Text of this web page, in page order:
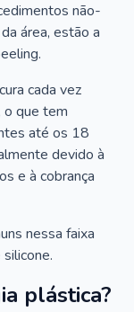
não-
área, estão a
cada vez
o que tem
até os 18
devido à
e à cobrança
nessa faixa
plástica?